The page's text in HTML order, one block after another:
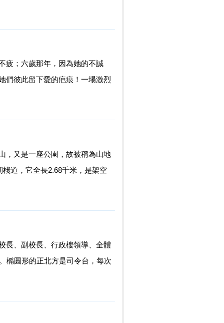
疲；六歲那年，因為她的不誠
們彼此留下愛的疤痕！一場激烈
，又是一座公園，故被稱為山地
道，它全長2.68千米，是架空
長、副校長、行政樓領導、全體
橢圓形的正北方是司令台，每次